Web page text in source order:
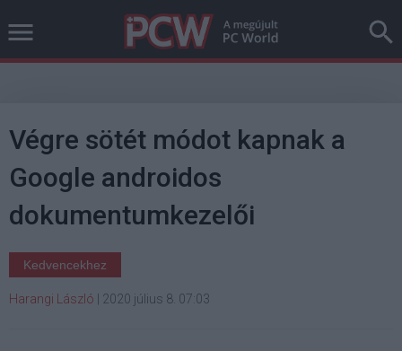
Végre sötét módot kapnak a
Google androidos
dokumentumkezelői
Kedvencekhez
Harangi László 2020 július 8. 07:03